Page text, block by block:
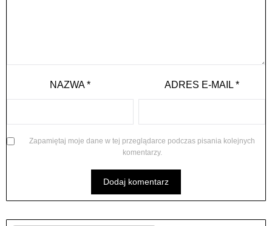
NAZWA* ADRES E-MAIL*
Zapamiętaj moje dane w tej przeglądarce podczas pisania kolejnych
komentarzy.